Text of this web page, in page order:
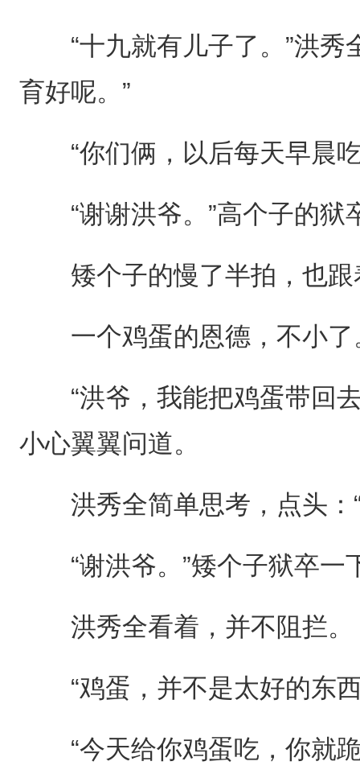
“十九就有儿子了。”洪秀
育好呢。”
“你们俩，以后每天早晨吃
“谢谢洪爷。”高个子的狱
矮个子的慢了半拍，也跟
一个鸡蛋的恩德，不小了
“洪爷，我能把鸡蛋带回去
小心翼翼问道。
洪秀全简单思考，点头：“
“谢洪爷。”矮个子狱卒一
洪秀全看着，并不阻拦。
“鸡蛋，并不是太好的东西
“今天给你鸡蛋吃，你就跪